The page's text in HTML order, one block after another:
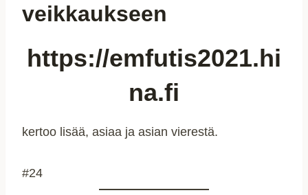
veikkaukseen
https://emfutis2021.hi
na.fi
kertoo lisää, asiaa ja asian vierestä.
#24